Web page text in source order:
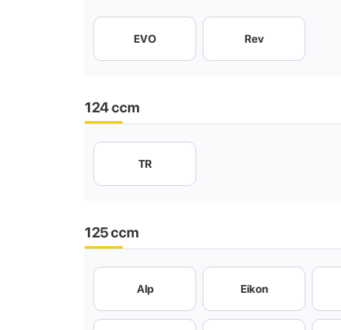
EVO Rev
124 ccm
TR
125 ccm
Alp Eikon